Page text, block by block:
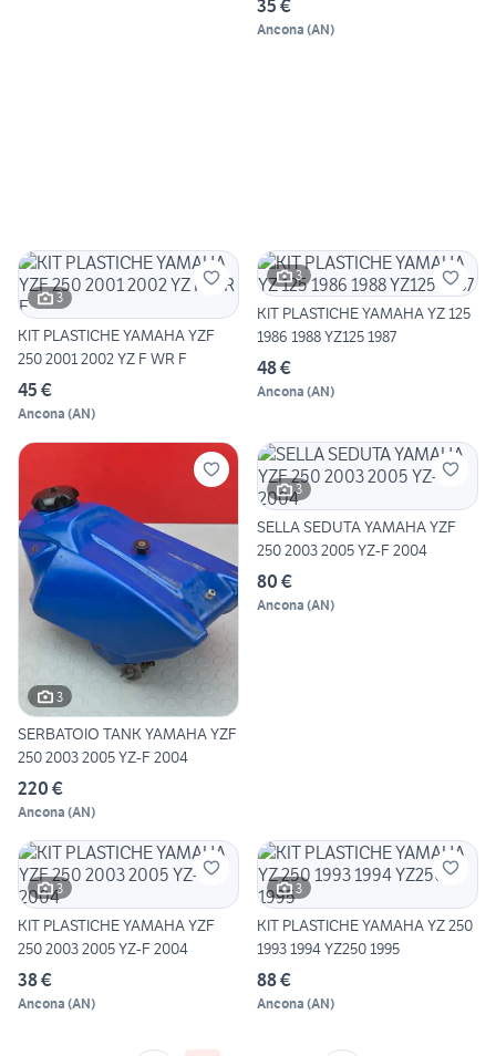
35 €
Ancona (AN)
3
KIT PLASTICHE YAMAHA YZF
250 2001 2002 YZ F WR F
45 €
Ancona (AN)
3
KIT PLASTICHE YAMAHA YZ 125
1986 1988 YZ125 1987
48 €
Ancona (AN)
3
SERBATOIO TANK YAMAHA YZF
250 2003 2005 YZ-F 2004
220 €
Ancona (AN)
3
SELLA SEDUTA YAMAHA YZF
250 2003 2005 YZ-F 2004
80 €
Ancona (AN)
3
KIT PLASTICHE YAMAHA YZF
250 2003 2005 YZ-F 2004
38 €
Ancona (AN)
3
KIT PLASTICHE YAMAHA YZ 250
1993 1994 YZ250 1995
88 €
Ancona (AN)